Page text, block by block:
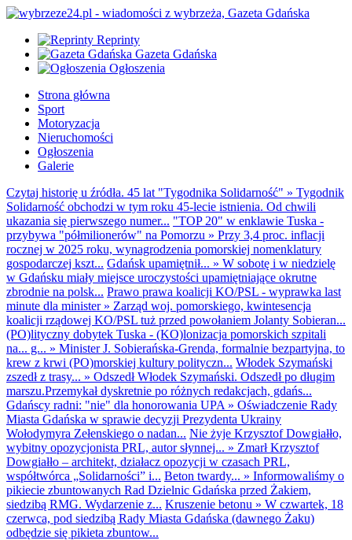
Reprinty
Gazeta Gdańska
Ogłoszenia
Strona główna
Sport
Motoryzacja
Nieruchomości
Ogłoszenia
Galerie
Czytaj historię u źródła. 45 lat "Tygodnika Solidarność" » Tygodnik
Solidarność obchodzi w tym roku 45-lecie istnienia. Od chwili
ukazania się pierwszego numer... "TOP 20" w enklawie Tuska -
przybywa "półmilionerów" na Pomorzu » Przy 3,4 proc. inflacji
rocznej w 2025 roku, wynagrodzenia pomorskiej nomenklatury
gospodarczej kszt... Gdańsk upamiętnił... » W sobotę i w niedzielę
w Gdańsku miały miejsce uroczystości upamiętniające okrutne
zbrodnie na polsk... Prawo prawa koalicji KO/PSL - wyprawka last
minute dla minister» Zarząd woj. pomorskiego, kwintesencja
koalicji rządowej KO/PSL tuż przed powołaniem Jolanty Sobieran...
(PO)lityczny dobytek Tuska - (KO)lonizacja pomorskich szpitali
na... g... » Minister J. Sobierańska-Grenda, formalnie bezpartyjna, to
krew z krwi (PO)morskiej kultury polityczn... Włodek Szymański
zszedł z trasy... » Odszedł Włodek Szymański. Odszedł po długim
marszu.Przemykał dyskretnie po różnych redakcjach, gdańs...
Gdańscy radni: "nie" dla honorowania UPA » Oświadczenie Rady
Miasta Gdańska w sprawie decyzji Prezydenta Ukrainy
Wołodymyra Zełenskiego o nadan... Nie żyje Krzysztof Dowgiałło,
wybitny opozycjonista PRL, autor słynnej... » Zmarł Krzysztof
Dowgiałło – architekt, działacz opozycji w czasach PRL,
współtwórca „Solidarności” i... Beton twardy... » Informowaliśmy o
pikiecie zbuntowanych Rad Dzielnic Gdańska przed Żakiem,
siedzibą RMG. Wydarzenie z... Kruszenie betonu » W czwartek, 18
czerwca, pod siedzibą Rady Miasta Gdańska (dawnego Żaku)
odbędzie się pikieta zbuntow...